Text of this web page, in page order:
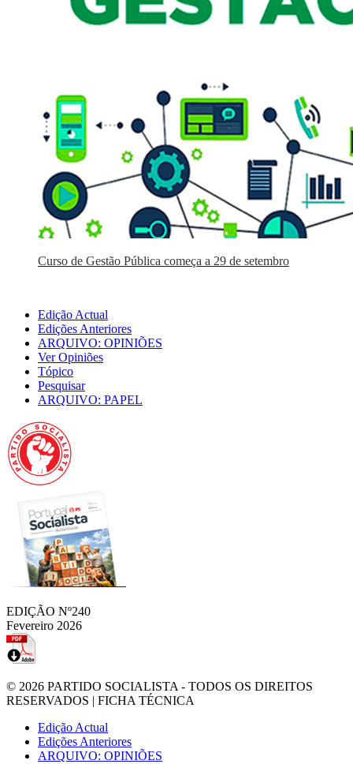
Curso de Gestão Pública começa a 29 de setembro
Edição Actual
Edições Anteriores
ARQUIVO: OPINIÕES
Ver Opiniões
Tópico
Pesquisar
ARQUIVO: PAPEL
EDIÇÃO Nº240
Fevereiro 2026
© 2026 PARTIDO SOCIALISTA - TODOS OS DIREITOS
RESERVADOS | FICHA TÉCNICA
Edição Actual
Edições Anteriores
ARQUIVO: OPINIÕES